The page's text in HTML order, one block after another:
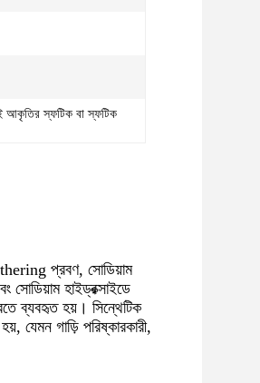
আকৃতির স্ফটিক বা স্ফটিক
প্রবণ, সোডিয়াম
হাইড্রক্সাইডে
ব্যবহৃত হয়। সিন্থেটিক
যেমন গাড়ি পরিষ্কারকারী,